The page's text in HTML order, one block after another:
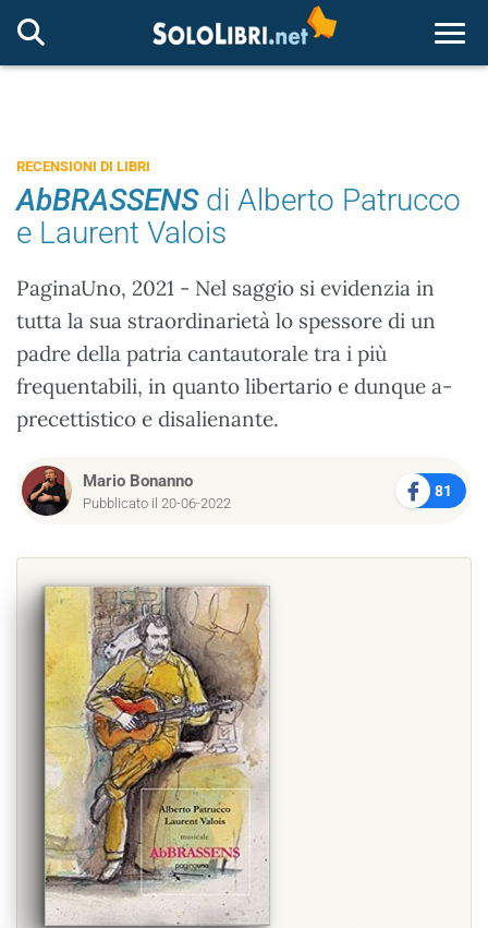
RECENSIONI DI LIBRI
AbBRASSENSdi Alberto Patrucco
e Laurent Valois
PaginaUno, 2021 - Nel saggio si evidenzia in
tutta la sua straordinarietà lo spessore di un
padre della patria cantautorale tra i più
frequentabili, in quanto libertario e dunque a-
precettistico e disalienante.
Mario Bonanno
Pubblicato il 20-06-2022
81